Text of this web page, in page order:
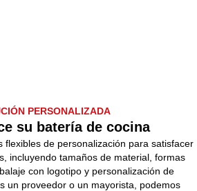
PERSONALIZADA
su batería de cocina
flexibles de personalización para satisfacer
incluyendo tamaños de material, formas
con logotipo y personalización de
un proveedor o un mayorista, podemos